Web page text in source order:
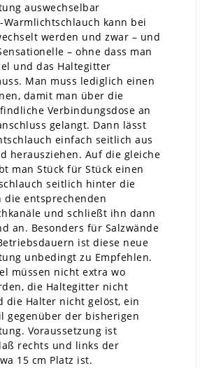
auswechselbar
Warmlichtschlauch kann bei
werden und zwar – und
– ohne dass man
und das Haltegitter
Man muss lediglich einen
damit man über die
Verbindungsdose an
gelangt. Dann lässt
einfach seitlich aus
herausziehen. Auf die gleiche
man Stück für Stück einen
seitlich hinter die
die entsprechenden
und schließt ihn dann
an. Besonders für Salzwände
ist diese neue
unbedingt zu Empfehlen.
müssen nicht extra wo
die Haltegitter nicht
die Halter nicht gelöst, ein
gegenüber der bisherigen
Voraussetzung ist
rechts und links der
15 cm Platz ist.